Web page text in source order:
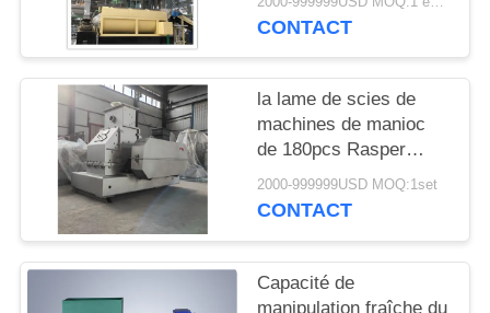
POLICY
20t/acier inoxydable de
CONTACT
la lame de scies de
machines de manioc
de 180pcs Rasper
1450rpm expédient la
commande directe
2000-999999USD MOQ:1set
CONTACT
Capacité de
manipulation fraîche du